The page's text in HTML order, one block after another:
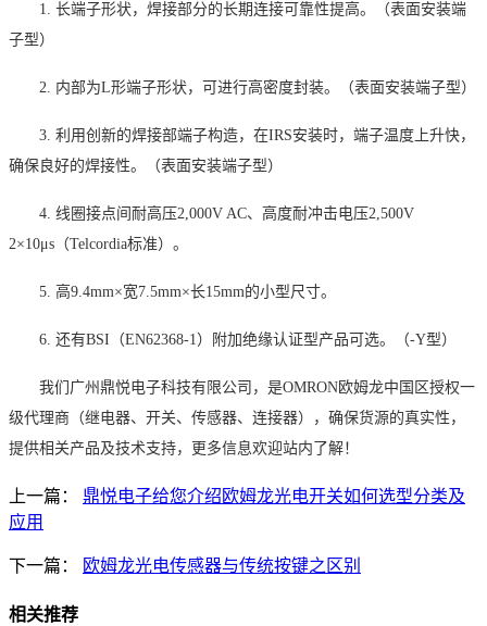
1. 长端子形状，焊接部分的长期连接可靠性提高。（表面安装端
子型）
2. 内部为L形端子形状，可进行高密度封装。（表面安装端子型）
3. 利用创新的焊接部端子构造，在IRS安装时，端子温度上升快，
确保良好的焊接性。（表面安装端子型）
4. 线圈接点间耐高压2,000V AC、高度耐冲击电压2,500V
2×10μs （Telcordia标准）。
5. 高9.4mm×宽7.5mm×长15mm的小型尺寸。
6. 还有BSI （EN62368-1）附加绝缘认证型产品可选。（-Y型）
我们广州鼎悦电子科技有限公司，是OMRON欧姆龙中国区授权一
级代理商（继电器、开关、传感器、连接器），确保货源的真实性，
提供相关产品及技术支持，
更多信息欢迎站内了解！
上一篇：
鼎悦电子给您介绍欧姆龙光电开关如何选型分类及
应用
下一篇： 欧姆龙光电传感器与传统按键之区别
相关推荐